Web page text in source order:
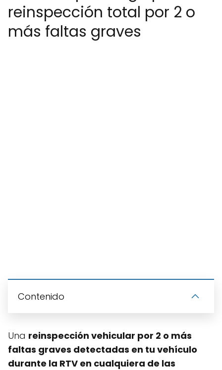
reinspección total por 2 o
más faltas graves
Contenido
Una reinspección vehicular por 2 o más
faltas graves detectadas en tu vehículo
durante la RTV en cualquiera de las